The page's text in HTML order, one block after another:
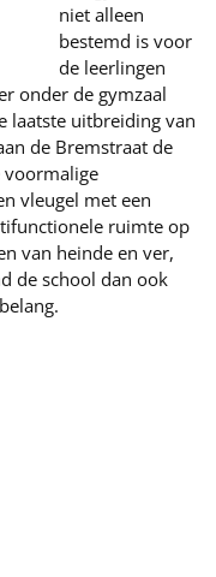
niet alleen
bestemd is voor
de leerlingen
onder de gymzaal
laatste uitbreiding van
de Bremstraat de
voormalige
vleugel met een
ruimte op
van heinde en ver,
de school dan ook